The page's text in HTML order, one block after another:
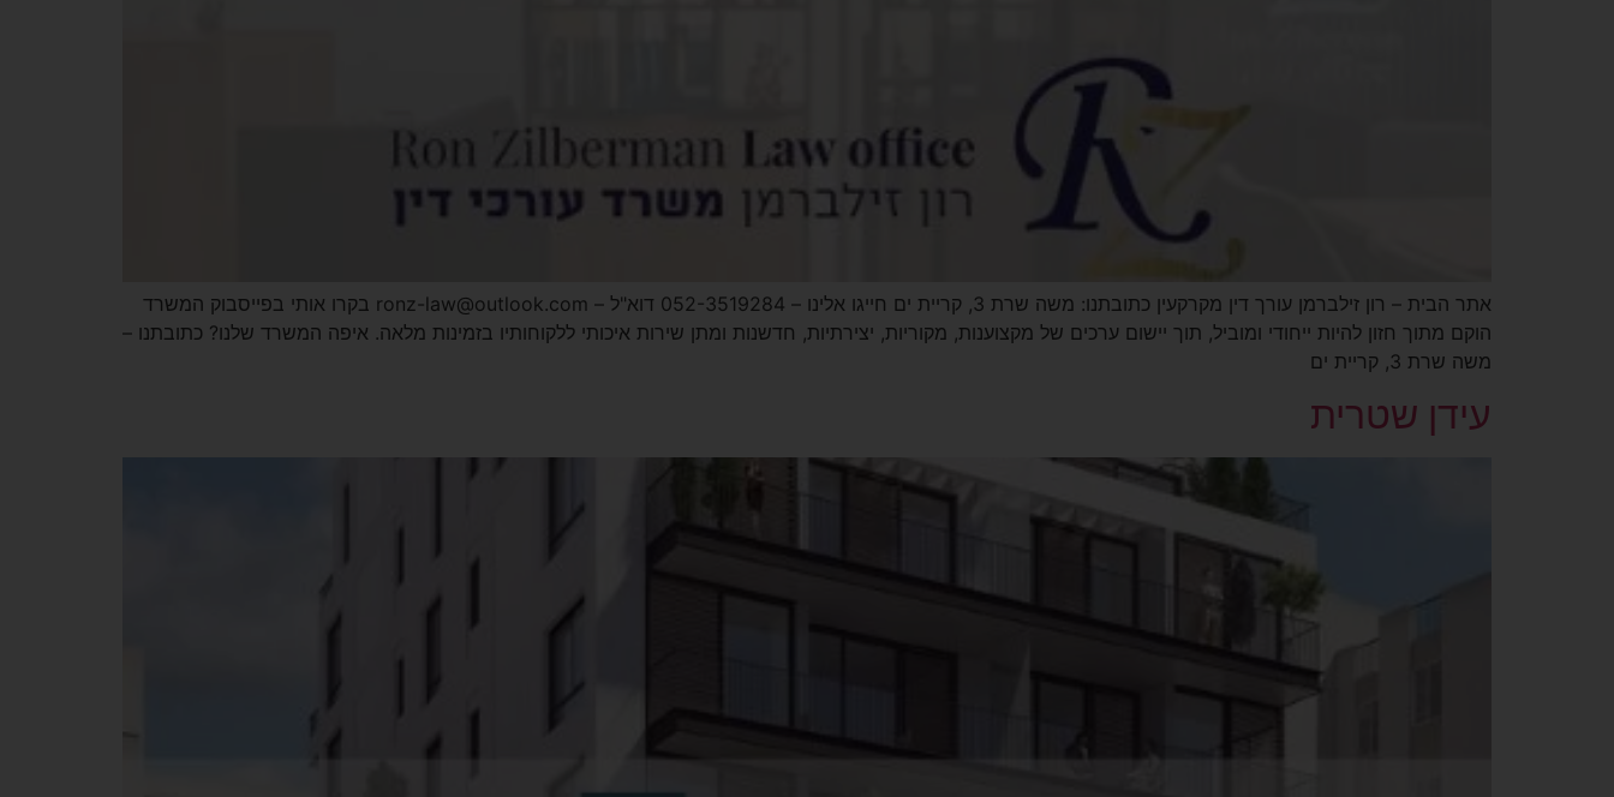
אתר הבית – רון זילברמן עורך דין מקרקעין כתובתנו: משה שרת 3, קריית ים חייגו אלינו – 052-3519284 דוא"ל – ronz-law@outlook.com בקרו אותי בפייסבוק המשרד
הוקם מתוך חזון להיות ייחודי ומוביל, תוך יישום ערכים של מקצוענות, מקוריות, יצירתיות, חדשנות ומתן שירות איכותי ללקוחותיו בזמינות מלאה. איפה המשרד שלנו? כתובתנו –
משה שרת 3, קריית ים
עידן שטרית